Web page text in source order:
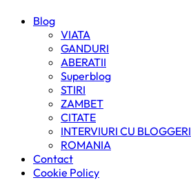
Blog
VIATA
GANDURI
ABERATII
Superblog
STIRI
ZAMBET
CITATE
INTERVIURI CU BLOGGERI
ROMANIA
Contact
Cookie Policy